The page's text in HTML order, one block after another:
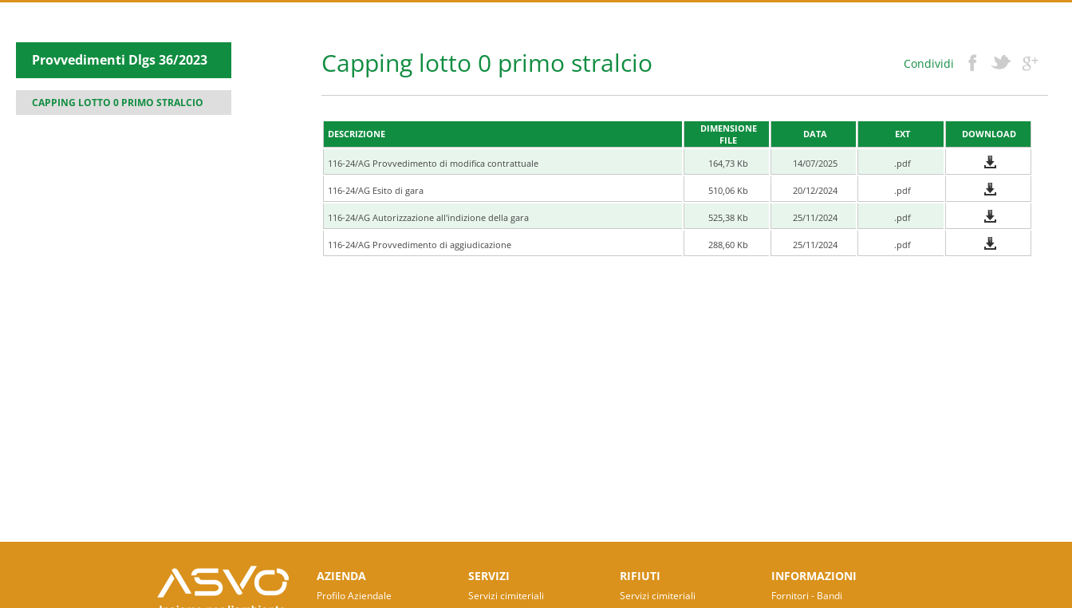
Provvedimenti Dlgs 36/2023
CAPPING LOTTO 0 PRIMO STRALCIO
Capping lotto 0 primo stralcio Condividi
DESCRIZIONE
DIMENSIONE
FILE
DATA EXT DOWNLOAD
116-24/AG Provvedimento di modifica contrattuale 164,73 Kb 14/07/2025 .pdf
116-24/AG Esito di gara 510,06 Kb 20/12/2024 .pdf
116-24/AG Autorizzazione all'indizione della gara 525,38 Kb 25/11/2024 .pdf
116-24/AG Provvedimento di aggiudicazione 288,60 Kb 25/11/2024 .pdf
AZIENDA
Profilo Aziendale
SERVIZI
Servizi cimiteriali
RIFIUTI
Servizi cimiteriali
INFORMAZIONI
Fornitori - Bandi